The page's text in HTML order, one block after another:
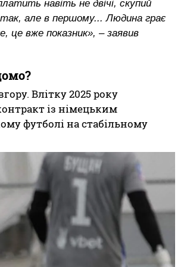
навіть не двічі, скупий
так, але в першому... Людина грає
це вже показник», – заявив
Влітку 2025 року
із німецьким
футболі на стабільному